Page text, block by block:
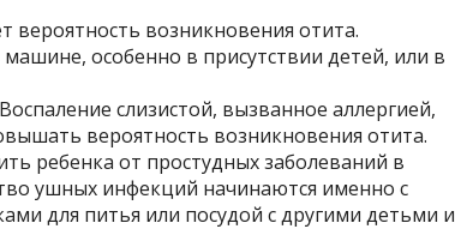
вероятность возникновения отита.
особенно в присутствии детей, или в
слизистой, вызванное аллергией,
вероятность возникновения отита.
ребенка от простудных заболеваний в
ушных инфекций начинаются именно с
для питья или посудой с другими детьми и